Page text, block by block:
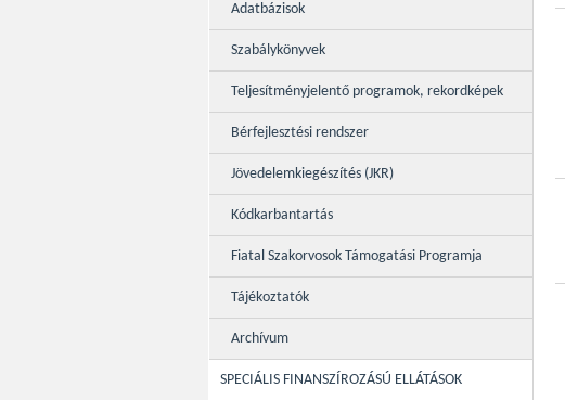
Adatbázisok
Szabálykönyvek
Teljesítményjelentő programok, rekordképek
Bérfejlesztési rendszer
Jövedelemkiegészítés (JKR)
Kódkarbantartás
Fiatal Szakorvosok Támogatási Programja
Tájékoztatók
Archívum
SPECIÁLIS FINANSZÍROZÁSÚ ELLÁTÁSOK